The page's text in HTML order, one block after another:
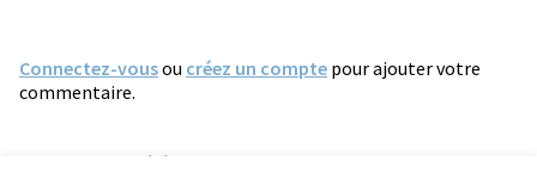
Connectez-vousou créez un compte pour ajouter votre
commentaire.
Référence : tours-PROP-2026-05-2535